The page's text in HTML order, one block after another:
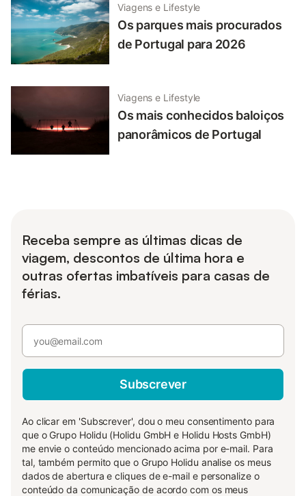
Viagens e Lifestyle
Os parques mais procurados
de Portugal para 2026
Viagens e Lifestyle
Os mais conhecidos baloiços
panorâmicos de Portugal
Receba sempre as últimas dicas de
viagem, descontos de última hora e
outras ofertas imbatíveis para casas de
férias.
Subscrever
Ao clicar em 'Subscrever', dou o meu consentimento para
que o Grupo Holidu (Holidu GmbH e Holidu Hosts GmbH)
me envie o conteúdo mencionado acima por e-mail. Para
tal, também permito que o Grupo Holidu analise os meus
dados de abertura e cliques de e-mail e personalize o
conteúdo da comunicação de acordo com os meus